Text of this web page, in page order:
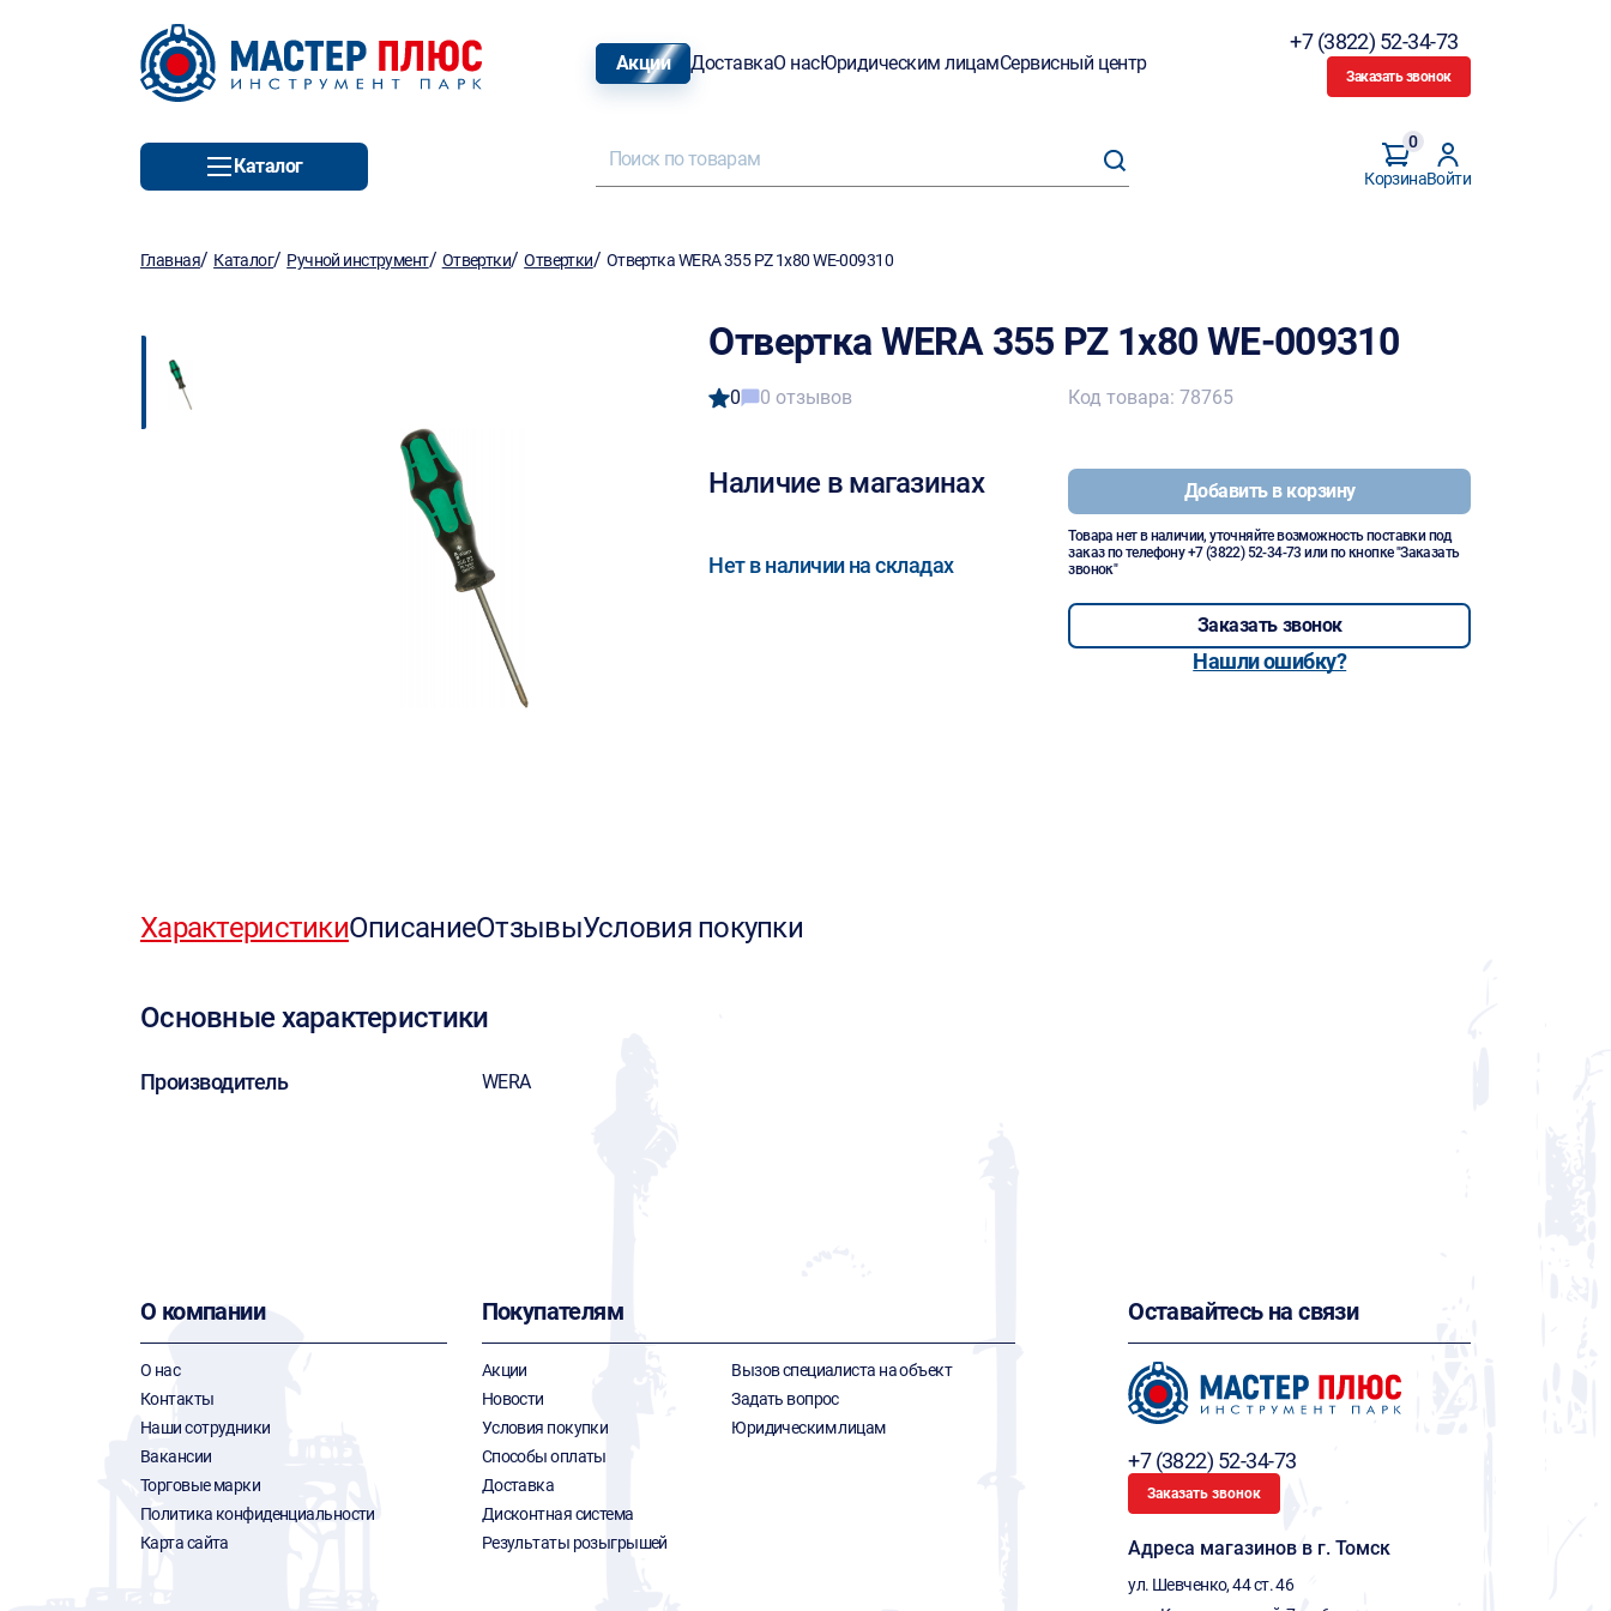
Акции ДоставкаО насЮридическим лицамСервисный центр
+7 (3822) 52-34-73
Заказать звонок
Каталог
Корзина
0
Войти
Главная/ Каталог/ Ручной инструмент/ Отвертки/Отвертки/ Отвертка WERA 355 PZ 1x80 WE-009310
Отвертка WERA 355 PZ 1x80 WE-009310
0 0 отзывов
Наличие в магазинах
Нет в наличии на складах
Код товара: 78765
Добавить в корзину
Товара нет в наличии, уточняйте возможность поставки под
заказ по телефону+7 (3822) 52-34-73 или по кнопке "Заказать
звонок"
Заказать звонок
Нашли ошибку?
ХарактеристикиОписаниеОтзывыУсловия покупки
Основные характеристики
Производитель WERA
О компании
О нас
Контакты
Наши сотрудники
Вакансии
Торговые марки
Политика конфиденциальности
Карта сайта
Покупателям
Акции
Новости
Условия покупки
Способы оплаты
Доставка
Дисконтная система
Результаты розыгрышей
Вызов специалиста на объект
Задать вопрос
Юридическим лицам
Оставайтесь на связи
+7 (3822) 52-34-73
Заказать звонок
Адреса магазинов в г. Томск
ул. Шевченко, 44 ст. 46